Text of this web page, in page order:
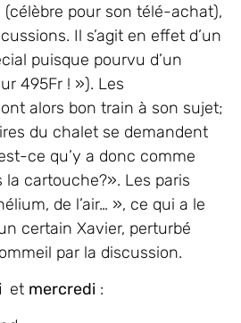
(célèbre pour son télé-achat),
Il s’agit en effet d’un
puisque pourvu d’un
495Fr ! »). Les
alors bon train à son sujet;
du chalet se demandent
ce qu’y a donc comme
la cartouche?». Les paris
de l’air… », ce qui a le
certain Xavier, perturbé
par la discussion.
et mercredi :